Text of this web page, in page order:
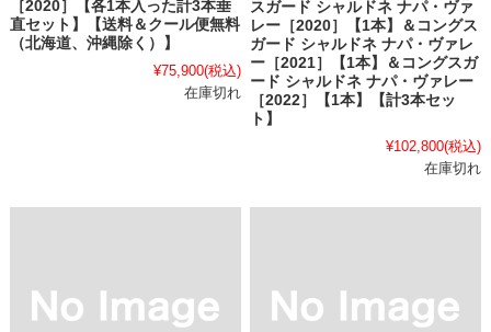
［2020］【各1本入った計3本垂
直セット】【送料＆クール便無料
（北海道、沖縄除く）】
¥75,900(税込)
在庫切れ
スガード シャルドネ ナパ・ヴァ
レー［2020］【1本】＆コングス
ガード シャルドネ ナパ・ヴァレ
ー［2021］【1本】＆コングスガ
ード シャルドネ ナパ・ヴァレー
［2022］【1本】【計3本セッ
ト】
¥102,800(税込)
在庫切れ